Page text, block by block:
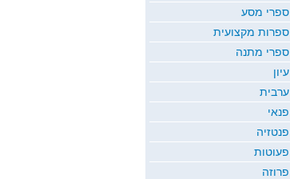
ספרי מסע
ספרות מקצועית
ספרי מתנה
עיון
ערבית
פנאי
פנטזיה
פעוטות
פרוזה